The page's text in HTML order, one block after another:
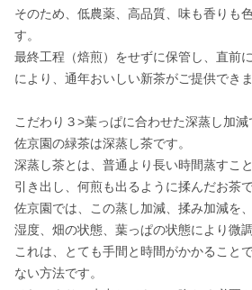
そのため、低農薬、高品質、味も香りも
す。
最終工程（焙煎）をせずに保管し、直前
により、通年おいしい新茶がご提供できま
こだわり３>葉っぱに合わせた深蒸し加
佐京園の緑茶は深蒸し茶です。
深蒸し茶とは、普通より長い時間蒸すこ
引き出し、何煎も出るように揉んだお茶で
佐京園では、この蒸し加減、揉み加減を
湿度、畑の状態、葉っぱの状態により微
これは、とても手間と時間がかかること
ない方法です。